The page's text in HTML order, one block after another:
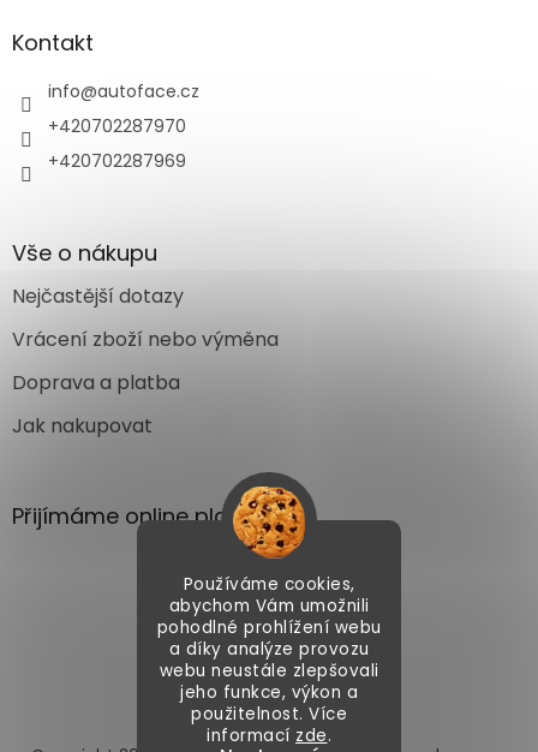
Používáme cookies,
abychom Vám umožnili
pohodlné prohlížení webu
a díky analýze provozu
webu neustále zlepšovali
jeho funkce, výkon a
použitelnost. Více
informací zde.
Kontakt
info@autoface.cz
+420702287970
+420702287969
Vše o nákupu
Nejčastější dotazy
Vrácení zboží nebo výměna
Doprava a platba
Jak nakupovat
Přijímáme online platby
Vytvořil Shoptet